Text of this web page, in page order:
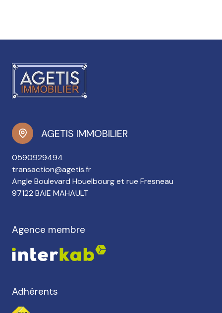
AGETIS IMMOBILIER
0590929494
transaction@agetis.fr
Angle Boulevard Houelbourg et rue Fresneau
97122 BAIE MAHAULT
Agence membre
Adhérents